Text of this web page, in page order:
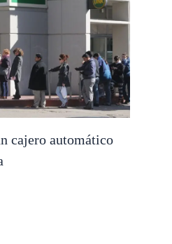
cajero automático